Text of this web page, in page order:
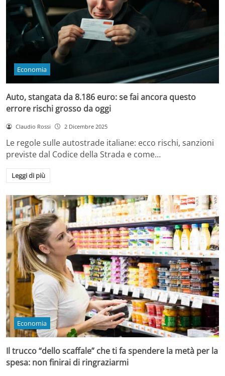
Economia
Auto, stangata da 8.186 euro: se fai ancora questo
errore rischi grosso da oggi
Claudio Rossi 2 Dicembre 2025
Le regole sulle autostrade italiane: ecco rischi, sanzioni
previste dal Codice della Strada e come…
Leggi di più
Economia
Il trucco “dello scaffale” che ti fa spendere la metà per la
spesa: non finirai di ringraziarmi